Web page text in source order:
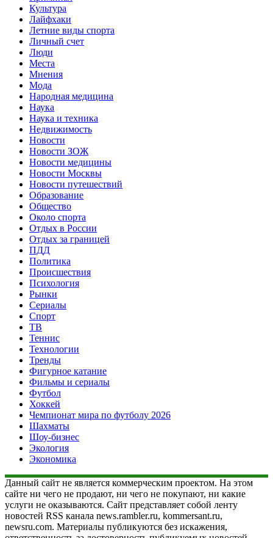
Культура
Лайфхаки
Летние виды спорта
Личный счет
Люди
Места
Мнения
Мода
Народная медицина
Наука
Наука и техника
Недвижимость
Новости
Новости ЗОЖ
Новости медицины
Новости Москвы
Новости путешествий
Образование
Общество
Около спорта
Отдых в России
Отдых за границей
ПДД
Политика
Происшествия
Психология
Рынки
Сериалы
Спорт
ТВ
Теннис
Технологии
Тренды
Фигурное катание
Фильмы и сериалы
Футбол
Хоккей
Чемпионат мира по футболу 2026
Шахматы
Шоу-бизнес
Экология
Экономика
Данный сайт не является коммерческим проектом. На этом
сайте ни чего не продают, ни чего не покупают, ни какие
услуги не оказываются. Сайт представляет собой ленту
новостей RSS канала news.rambler.ru, kommersant.ru,
newsru.com. Материалы публикуются без искажения,